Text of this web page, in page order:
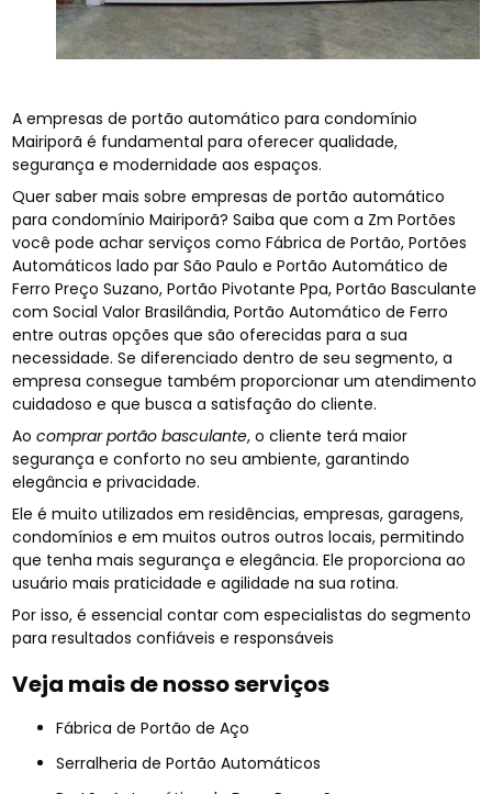
A empresas de portão automático para condomínio
Mairiporã é fundamental para oferecer qualidade,
segurança e modernidade aos espaços.
Quer saber mais sobre empresas de portão automático
para condomínio Mairiporã? Saiba que com a Zm Portões
você pode achar serviços como Fábrica de Portão, Portões
Automáticos lado par São Paulo e Portão Automático de
Ferro Preço Suzano, Portão Pivotante Ppa, Portão Basculante
com Social Valor Brasilândia, Portão Automático de Ferro
entre outras opções que são oferecidas para a sua
necessidade. Se diferenciado dentro de seu segmento, a
empresa consegue também proporcionar um atendimento
cuidadoso e que busca a satisfação do cliente.
Aocomprar portão basculante, o cliente terá maior
segurança e conforto no seu ambiente, garantindo
elegância e privacidade.
Ele é muito utilizados em residências, empresas, garagens,
condomínios e em muitos outros outros locais, permitindo
que tenha mais segurança e elegância. Ele proporciona ao
usuário mais praticidade e agilidade na sua rotina.
Por isso, é essencial contar com especialistas do segmento
para resultados confiáveis e responsáveis
Veja mais de nosso serviços
Fábrica de Portão de Aço
Serralheria de Portão Automáticos